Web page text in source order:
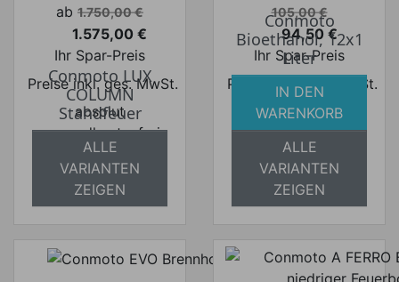
Verkaufspreis
ab 1.750,00 €
Preis
1.575,00 €
Ihr Spar-Preis
Preise inkl. ges. MwSt.
absolut
versandkostenfrei
Conmoto LUX
COLUMN
Standfeuer
ALLE
VARIANTEN
ZEIGEN
Verkaufspreis
105,00 €
Preis
94,50 €
Ihr Spar-Preis
Preise inkl. ges. MwSt.
absolut
versandkostenfrei
Conmoto
Bioethanol, 12x1
Liter
IN DEN
WARENKORB
ALLE
VARIANTEN
ZEIGEN